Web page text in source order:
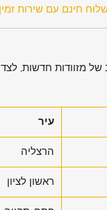
חינם עם שירות
מזוודות חדשות, לצד
עיר
הרצליה
ראשון לציון